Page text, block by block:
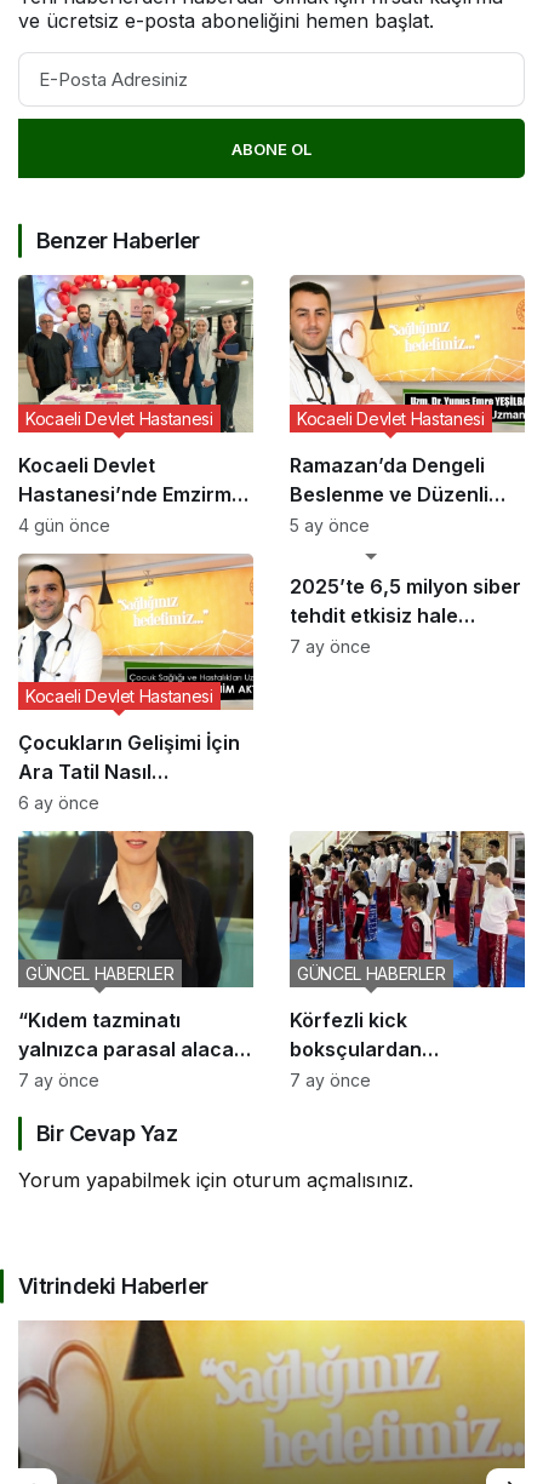
ve ücretsiz e-posta aboneliğini hemen başlat.
ABONE OL
Benzer Haberler
Kocaeli Devlet
Hastanesi’nde Emzirme
Haftası Etkinliği
Kocaeli Devlet Hastanesi
4 gün önce
Ramazan’da Dengeli
Beslenme ve Düzenli
Yaşam Vurgusu
Kocaeli Devlet Hastanesi
5 ay önce
Çocukların Gelişimi İçin
Ara Tatil Nasıl
Planlanmalı?
Kocaeli Devlet Hastanesi
6 ay önce
2025’te 6,5 milyon siber
tehdit etkisiz hale
getirildi
GÜNCEL HABERLER
7 ay önce
“Kıdem tazminatı
yalnızca parasal alacak
değil, sosyal bir haktır”
GÜNCEL HABERLER
7 ay önce
Körfezli kick
boksçulardan
şampiyona öncesi güç
GÜNCEL HABERLER
7 ay önce
Bir Cevap Yaz
Yorum yapabilmek için oturum açmalısınız.
Vitrindeki Haberler